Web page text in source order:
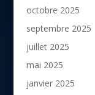
octobre 2025
septembre 2025
juillet 2025
mai 2025
janvier 2025